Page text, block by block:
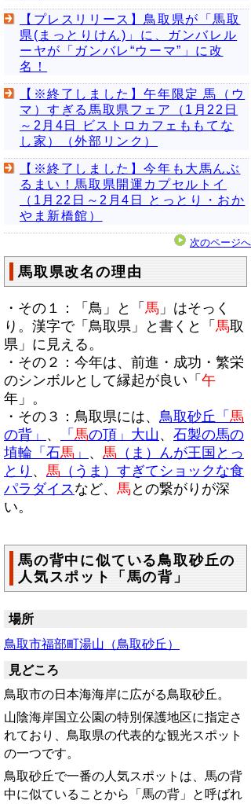
【プレスリリース】鳥取県が「馬取
県(まっとりけん)」に、ガンバレル
ーヤが「ガンバレ“ウーマ”」に改
名！
【※終了しました】午年限定 馬（ウ
マ）すぎる馬取県フェア（1月22日
～2月4日 ビストロカフェももてな
し家）（外部リンク）
【※終了しました】今年も大馬んぶ
るまい！馬取県開運カプセルトイ
（1月22日～2月4日 とっとり・おか
やま新橋館）
次のページへ
馬取県改名の理由
・その１：「鳥」と「 馬 」はそっく
り。漢字で「鳥取県」と書くと「 馬取
県」に見える。
・その２：今年は、前進・成功・繁栄
のシンボルとして縁起が良い「 午
年」。
・その３：鳥取県には、 鳥取砂丘「 馬
の背」 、 「 馬の頂」大山 、 石製の馬の
埴輪「石馬 」 、 馬 （ま）んが王国とっ
とり 、 馬 （うま）すぎてショックな食
パラダイス など、 馬 との繋がりが深
い。
馬の背中に似ている鳥取砂丘の
人気スポット「馬の背」
場所
鳥取市福部町湯山（鳥取砂丘）
見どころ
鳥取市の日本海海岸に広がる鳥取砂丘。
山陰海岸国立公園の特別保護地区に指定さ
れており、鳥取県の代表的な観光スポット
の一つです。
鳥取砂丘で一番の人気スポットは、馬の背
中に似ていることから
「馬の背」と呼ばれ